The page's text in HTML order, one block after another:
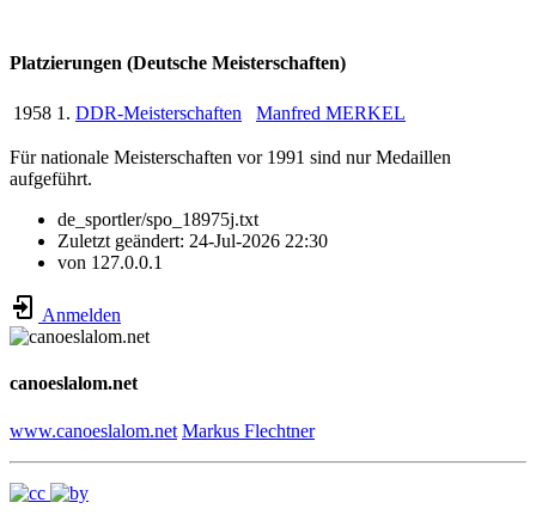
Platzierungen (Deutsche Meisterschaften)
1958 1. DDR-Meisterschaften Manfred MERKEL
Für nationale Meisterschaften vor 1991 sind nur Medaillen
aufgeführt.
de_sportler/spo_18975j.txt
Zuletzt geändert: 24-Jul-2026 22:30
von 127.0.0.1
Anmelden
canoeslalom.net
www.canoeslalom.net Markus Flechtner